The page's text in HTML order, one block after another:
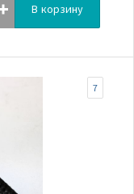
В корзину
7